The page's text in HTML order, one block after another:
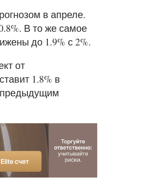
в апреле.
В то же самое
до 1.9% с 2%.
от
1.8% в
предыдущим